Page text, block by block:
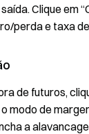
Clique em
perda e taxa
de futuros,
modo de
a